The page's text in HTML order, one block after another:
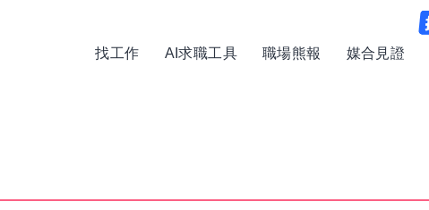
找工作 AI求職工具 職場熊報 媒合見證